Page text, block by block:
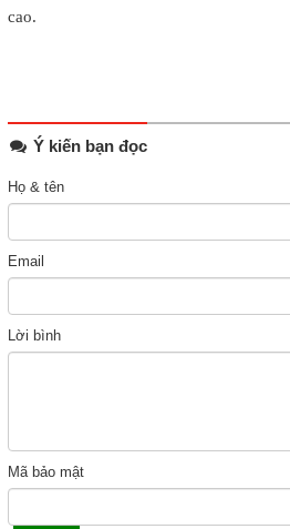
cao.
Ý kiến bạn đọc
Họ & tên
Email
Lời bình
Mã bảo mật